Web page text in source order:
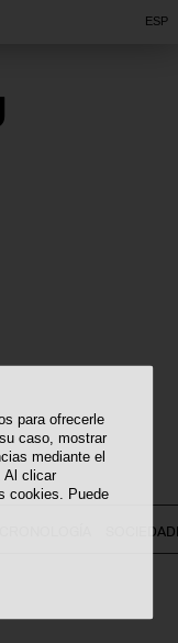
para ofrecerle
caso, mostrar
mediante el
Al clicar
cookies. Puede
ESP